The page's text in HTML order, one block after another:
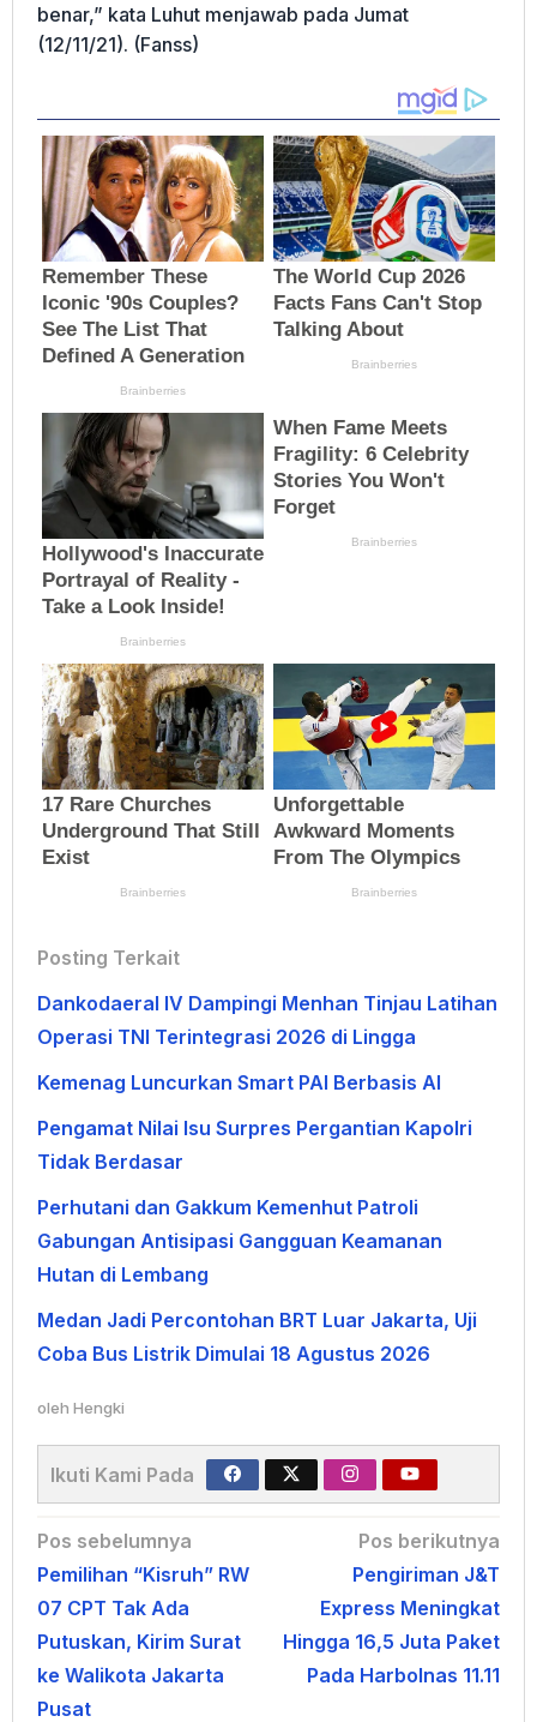
benar,” kata Luhut menjawab pada Jumat
(12/11/21). (Fanss)
Posting Terkait
Dankodaeral IV Dampingi Menhan Tinjau Latihan
Operasi TNI Terintegrasi 2026 di Lingga
Kemenag Luncurkan Smart PAI Berbasis AI
Pengamat Nilai Isu Surpres Pergantian Kapolri
Tidak Berdasar
Perhutani dan Gakkum Kemenhut Patroli
Gabungan Antisipasi Gangguan Keamanan
Hutan di Lembang
Medan Jadi Percontohan BRT Luar Jakarta, Uji
Coba Bus Listrik Dimulai 18 Agustus 2026
oleh Hengki
Ikuti Kami Pada
Navigasi
pos
Pos sebelumnya
Pemilihan “Kisruh” RW
07 CPT Tak Ada
Putuskan, Kirim Surat
ke Walikota Jakarta
Pusat
Pos berikutnya
Pengiriman J&T
Express Meningkat
Hingga 16,5 Juta Paket
Pada Harbolnas 11.11